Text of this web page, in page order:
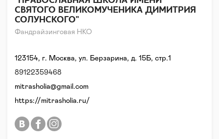
Фандрайзинговая НКО
СВЯТОГО ВЕЛИКОМУЧЕНИКА ДИМИТРИЯ
СОЛУНСКОГО"
123154, г. Москва, ул. Берзарина, д. 15Б, стр.1
89122359468
mitrasholia@gmail.com
https://mitrasholia.ru/